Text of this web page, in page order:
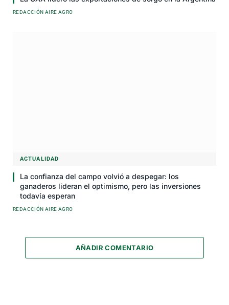
REDACCIÓN AIRE AGRO
ACTUALIDAD
La confianza del campo volvió a despegar: los
ganaderos lideran el optimismo, pero las inversiones
todavía esperan
REDACCIÓN AIRE AGRO
AÑADIR COMENTARIO